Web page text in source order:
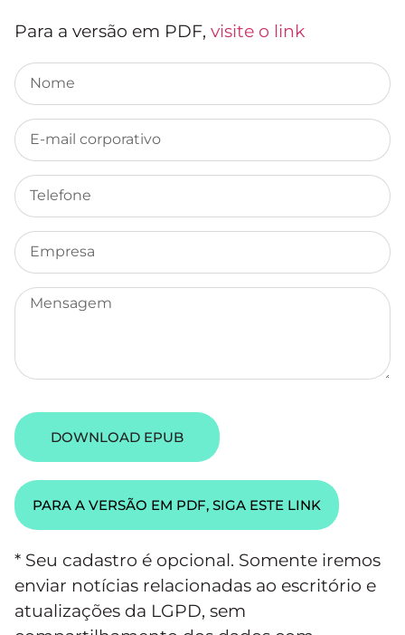
Para a versão em PDF, visite o link
DOWNLOAD EPUB
PARA A VERSÃO EM PDF, SIGA ESTE LINK
* Seu cadastro é opcional. Somente iremos
enviar notícias relacionadas ao escritório e
atualizações da LGPD, sem